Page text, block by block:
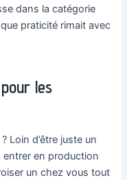
dans la catégorie
praticité rimait avec
les
Loin d’être juste un
entrer en production
un chez vous tout